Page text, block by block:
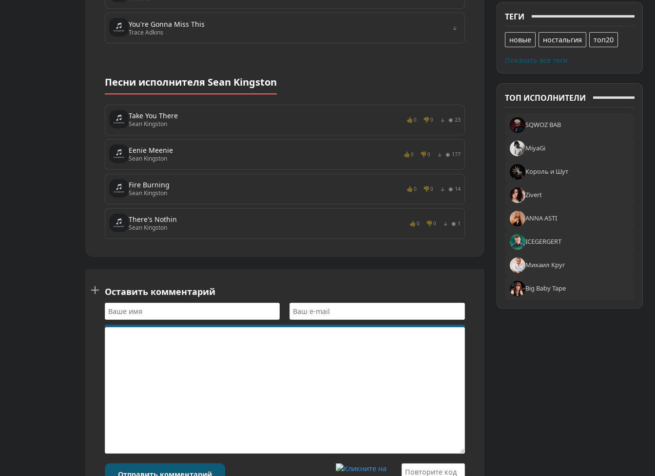
ТЕГИ
новые ностальгия топ20
Показать все теги
ТОП ИСПОЛНИТЕЛИ
SQWOZ BAB
MiyaGi
Король и Шут
Zivert
ANNA ASTI
ICEGERGERT
Михаил Круг
Big Baby Tape
You're Gonna Miss This
Trace Adkins ↓
Песни исполнителя Sean Kingston
Take You There
Sean Kingston
👍 0 👎 0 ↓ ◉ 23
Eenie Meenie
Sean Kingston
👍 0 👎 0 ↓ ◉ 177
Fire Burning
Sean Kingston
👍 0 👎 0 ↓ ◉ 14
There's Nothin
Sean Kingston
👍 0 👎 0 ↓ ◉ 1
Оставить комментарий